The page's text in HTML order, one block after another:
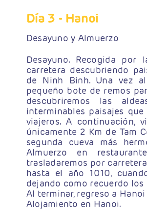
Día 3 - Hanoi
Desayuno y Almuerzo
Desayuno. Recogida
carretera descubriendo
de Ninh Binh. Una vez
pequeño bote de remos
descubriremos las
interminables paisajes
viajeros. A continuación,
únicamente 2 Km de Tam
segunda cueva más
Almuerzo en
trasladaremos por
hasta el año 1010,
dejando como recuerdo los
Al terminar, regreso a
Alojamiento en Hanoi.